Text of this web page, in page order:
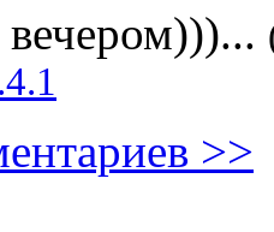
>>